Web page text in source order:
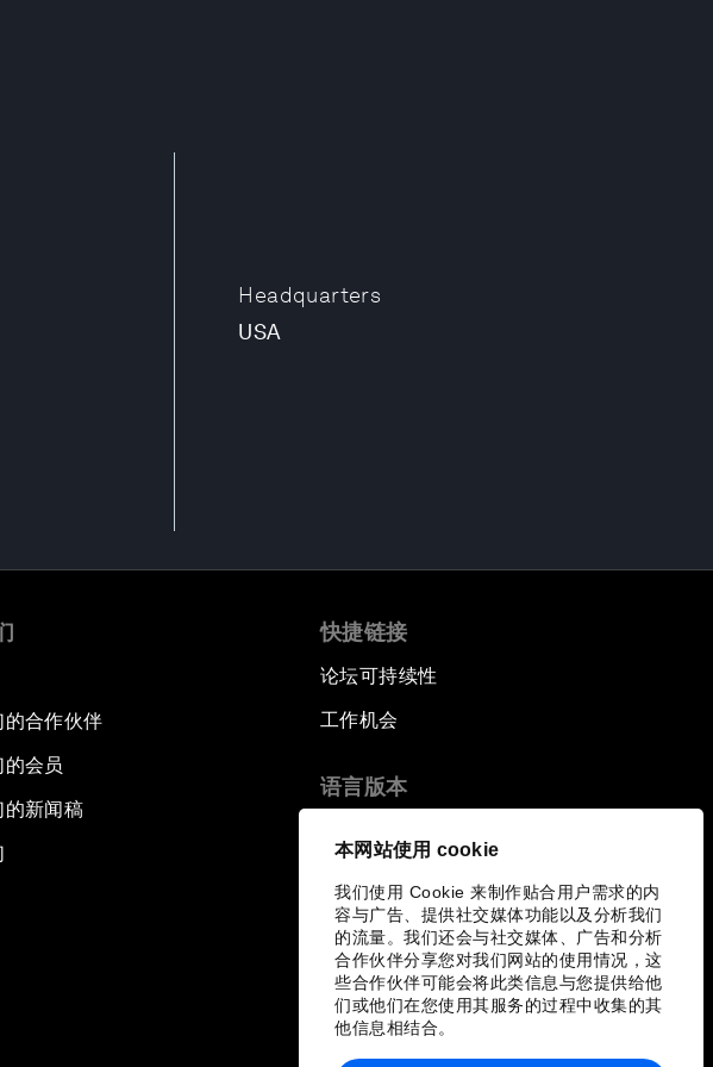
本网站使用 cookie
我们使用 Cookie 来制作贴合用户需求的内
容与广告、提供社交媒体功能以及分析我们
的流量。我们还会与社交媒体、广告和分析
合作伙伴分享您对我们网站的使用情况，这
些合作伙伴可能会将此类信息与您提供给他
们或他们在您使用其服务的过程中收集的其
他信息相结合。
Headquarters
USA
的合作伙伴
的会员
的新闻稿
快捷链接
论坛可持续性
工作机会
语言版本